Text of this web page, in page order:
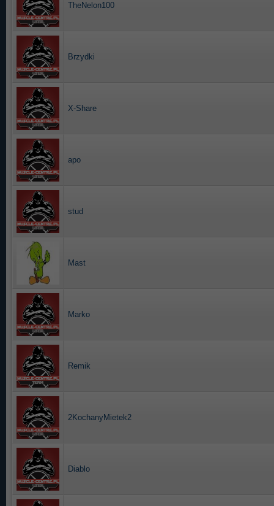
TheNelon100
Brzydki
X-Share
apo
stud
Mast
Marko
Remik
2KochanyMietek2
Diablo